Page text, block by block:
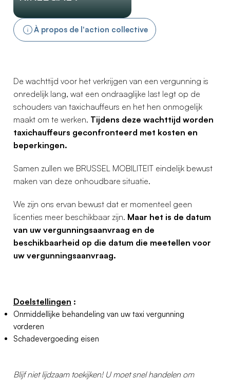
À propos de l'action collective
De wachttijd voor het verkrijgen van een vergunning is
onredelijk lang, wat een ondraaglijke last legt op de
schouders van taxichauffeurs en het hen onmogelijk
maakt om te werken. Tijdens deze wachttijd worden
taxichauffeurs geconfronteerd met kosten en
beperkingen.
Samen zullen we BRUSSEL MOBILITEIT eindelijk bewust
maken van deze onhoudbare situatie.
We zijn ons ervan bewust dat er momenteel geen
licenties meer beschikbaar zijn. Maar het is de datum
van uw vergunningsaanvraag en de
beschikbaarheid op die datum die meetellen voor
uw vergunningsaanvraag.
Doelstellingen :
Onmiddellijke behandeling van uw taxi vergunning
vorderen
Schadevergoeding eisen
Blijf niet lijdzaam toekijken! U moet snel handelen om